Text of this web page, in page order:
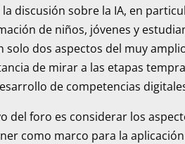
discusión sobre la IA, en
de niños, jóvenes y
solo dos aspectos del muy
de mirar a las etapas
de competencias
del foro es considerar los
como marco para la